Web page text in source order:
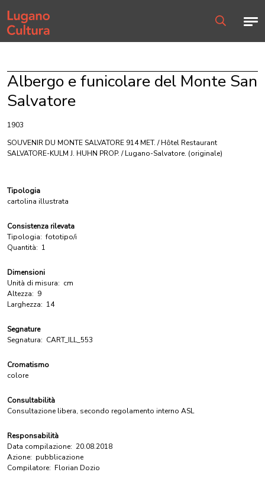
Home page
Albergo e funicolare del Monte San
Salvatore
1903
SOUVENIR DU MONTE SALVATORE 914 MET. / Hôtel Restaurant
SALVATORE-KULM J. HUHN PROP. / Lugano-Salvatore. (originale)
Tipologia
cartolina illustrata
Consistenza rilevata
Tipologia: fototipo/i
Quantità: 1
Dimensioni
Unità di misura: cm
Altezza: 9
Larghezza: 14
Segnature
Segnatura: CART_ILL_553
Cromatismo
colore
Consultabilità
Consultazione libera, secondo regolamento interno ASL
Responsabilità
Data compilazione: 20.08.2018
Azione: pubblicazione
Compilatore: Florian Dozio